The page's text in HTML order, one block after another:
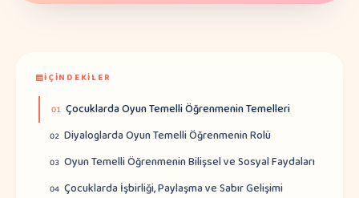
İÇINDEKILER
01 Çocuklarda Oyun Temelli Öğrenmenin Temelleri
02 Diyaloglarda Oyun Temelli Öğrenmenin Rolü
03 Oyun Temelli Öğrenmenin Bilişsel ve Sosyal Faydaları
04 Çocuklarda İşbirliği, Paylaşma ve Sabır Gelişimi